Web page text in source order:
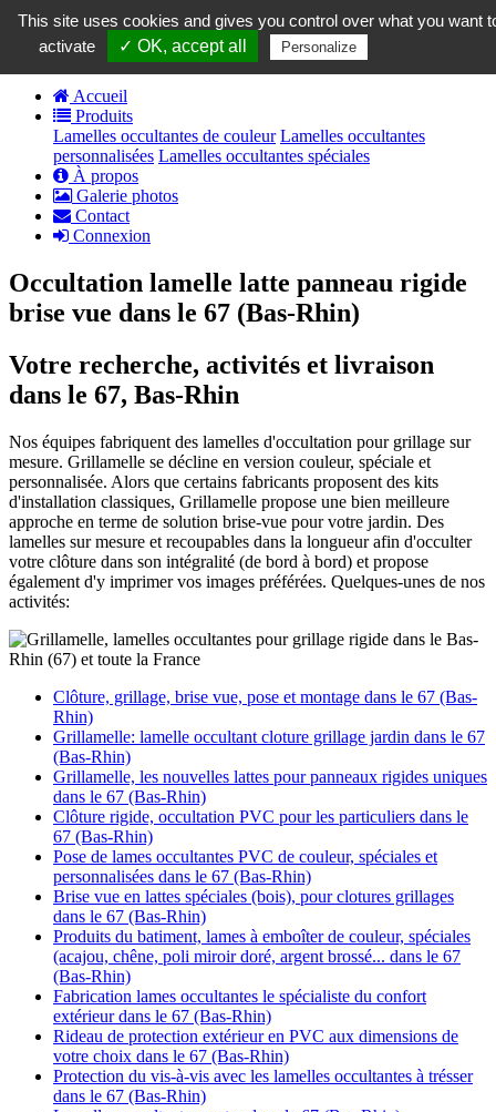
contact@grillamelle.fr
Panier
0
Accueil
Produits
Lamelles occultantes de couleur Lamelles occultantes
personnalisées Lamelles occultantes spéciales
À propos
Galerie photos
Contact
Connexion
Occultation lamelle latte panneau rigide
brise vue dans le 67 (Bas-Rhin)
Votre recherche, activités et livraison
dans le 67, Bas-Rhin
Nos équipes fabriquent des lamelles d'occultation pour grillage sur
mesure. Grillamelle se décline en version couleur, spéciale et
personnalisée. Alors que certains fabricants proposent des kits
d'installation classiques, Grillamelle propose une bien meilleure
approche en terme de solution brise-vue pour votre jardin. Des
lamelles sur mesure et recoupables dans la longueur afin d'occulter
votre clôture dans son intégralité (de bord à bord) et propose
également d'y imprimer vos images préférées. Quelques-unes de nos
activités:
Clôture, grillage, brise vue, pose et montage dans le 67 (Bas-
Rhin)
Grillamelle: lamelle occultant cloture grillage jardin dans le 67
(Bas-Rhin)
Grillamelle, les nouvelles lattes pour panneaux rigides uniques
dans le 67 (Bas-Rhin)
Clôture rigide, occultation PVC pour les particuliers dans le
67 (Bas-Rhin)
Pose de lames occultantes PVC de couleur, spéciales et
personnalisées dans le 67 (Bas-Rhin)
Brise vue en lattes spéciales (bois), pour clotures grillages
dans le 67 (Bas-Rhin)
Produits du batiment, lames à emboîter de couleur, spéciales
(acajou, chêne, poli miroir doré, argent brossé... dans le 67
(Bas-Rhin)
Fabrication lames occultantes le spécialiste du confort
extérieur dans le 67 (Bas-Rhin)
Rideau de protection extérieur en PVC aux dimensions de
votre choix dans le 67 (Bas-Rhin)
Protection du vis-à-vis avec les lamelles occultantes à trésser
dans le 67 (Bas-Rhin)
This site uses cookies and gives you control over what you want
activate
✓ OK, accept all Personalize